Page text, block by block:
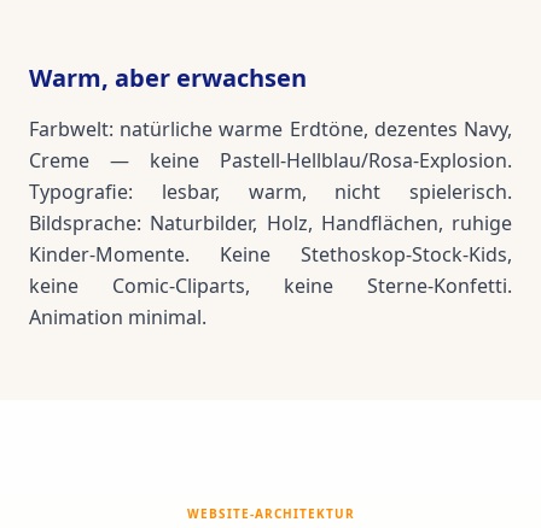
Warm, aber erwachsen
Farbwelt: natürliche warme Erdtöne, dezentes Navy,
Creme — keine Pastell-Hellblau/Rosa-Explosion.
Typografie: lesbar, warm, nicht spielerisch.
Bildsprache: Naturbilder, Holz, Handflächen, ruhige
Kinder-Momente. Keine Stethoskop-Stock-Kids,
keine Comic-Cliparts, keine Sterne-Konfetti.
Animation minimal.
WEBSITE-ARCHITEKTUR